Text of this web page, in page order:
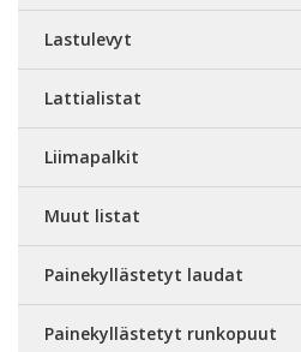
Lastulevyt
Lattialistat
Liimapalkit
Muut listat
Painekyllästetyt laudat
Painekyllästetyt runkopuut